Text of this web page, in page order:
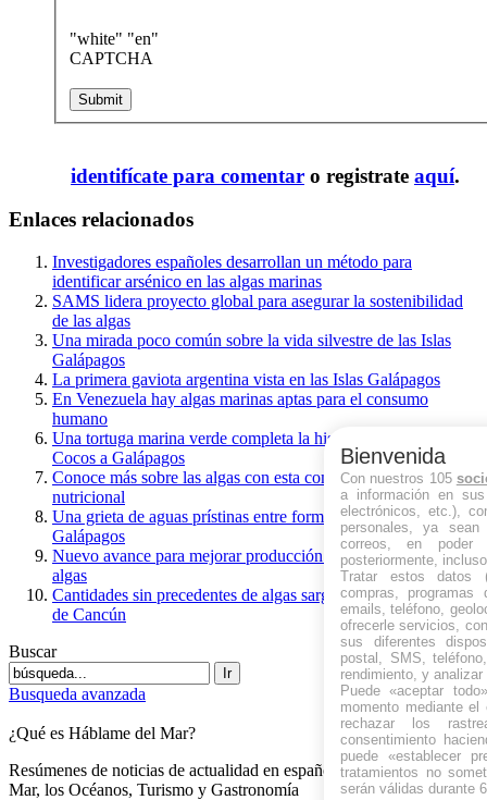
"white" "en"
CAPTCHA
identifícate para comentar o registrate aquí.
Enlaces relacionados
Investigadores españoles desarrollan un método para
identificar arsénico en las algas marinas
SAMS lidera proyecto global para asegurar la sostenibilidad
de las algas
Una mirada poco común sobre la vida silvestre de las Islas
Galápagos
La primera gaviota argentina vista en las Islas Galápagos
En Venezuela hay algas marinas aptas para el consumo
humano
Una tortuga marina verde completa la histórica travesía de
Cocos a Galápagos
Conoce más sobre las algas con esta completa tabla
nutricional
Una grieta de aguas prístinas entre formaciones de lava en
Galápagos
Nuevo avance para mejorar producción de biocombustible de
algas
Cantidades sin precedentes de algas sargazo invaden playas
de Cancún
Buscar
Ir
Busqueda avanzada
¿Qué es Háblame del Mar?
Resúmenes de noticias de actualidad en español relacionadas con el
Mar, los Océanos, Turismo y Gastronomía
Bienvenida
Con nuestros 105
a información en
electrónicos, etc.),
personales, ya
correos, en poder
posteriormente,
Tratar estos datos
compras,
emails, teléfono,
ofrecerle servicios,
sus diferentes
postal, SMS,
rendimiento, y
Puede «aceptar
momento mediante
rechazar los
consentimiento
puede «establecer
tratamientos no
serán válidas durante